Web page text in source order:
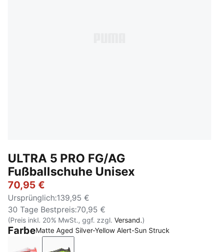
ULTRA 5 PRO FG/AG
Fußballschuhe Unisex
70,95 €
Ursprünglich:139,95 €
30 Tage Bestpreis:70,95 €
(Preis inkl. 20% MwSt., ggf. zzgl. Versand.)
FarbeMatte Aged Silver-Yellow Alert-Sun Struck